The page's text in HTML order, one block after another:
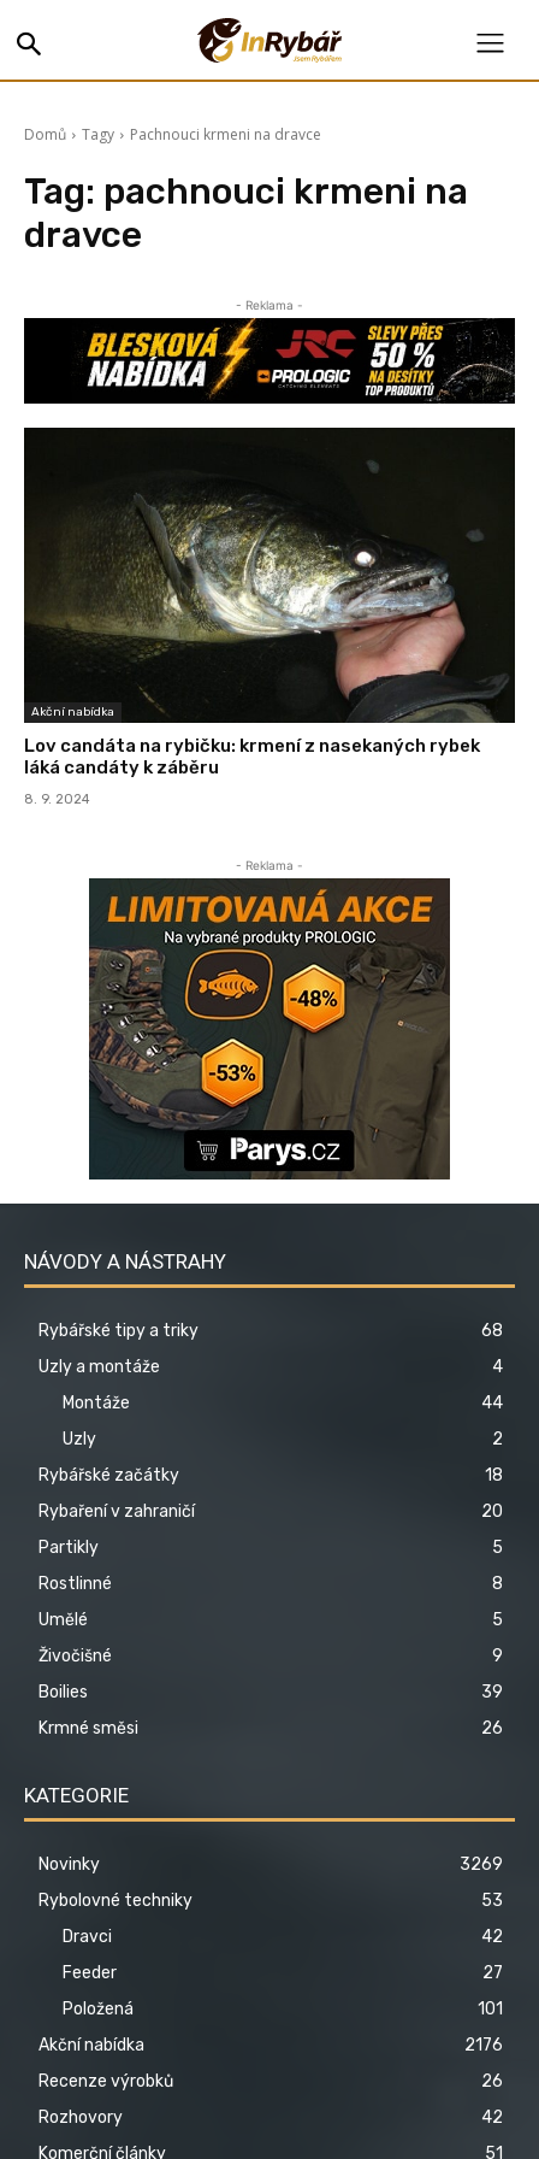
Domů Tagy Pachnouci krmeni na dravce
Tag: pachnouci krmeni na
dravce
- Reklama -
Akční nabídka
Lov candáta na rybičku: krmení z nasekaných rybek
láká candáty k záběru
8. 9. 2024
- Reklama -
NÁVODY A NÁSTRAHY
Rybářské tipy a triky
68
Uzly a montáže
4
Montáže
44
Uzly
2
Rybářské začátky
18
Rybaření v zahraničí
20
Partikly
5
Rostlinné
8
Umělé
5
Živočišné
9
Boilies
39
Krmné směsi
26
KATEGORIE
Novinky
3269
Rybolovné techniky
53
Dravci
42
Feeder
27
Položená
101
Akční nabídka
2176
Recenze výrobků
26
Rozhovory
42
Komerční články
51